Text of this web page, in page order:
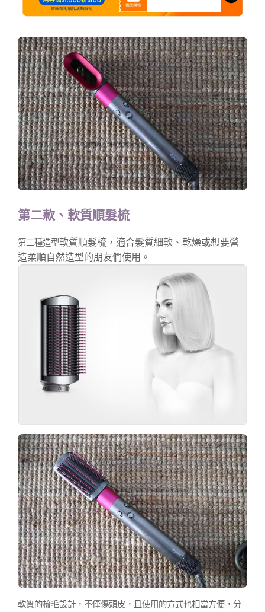
第二款、軟質順髮梳
第二種造型軟質順髮梳，適合髮質細軟、乾燥或想要營
造柔順自然造型的朋友們使用。
軟質的梳毛設計，不僅傷頭皮，且使用的方式也相當方便，分